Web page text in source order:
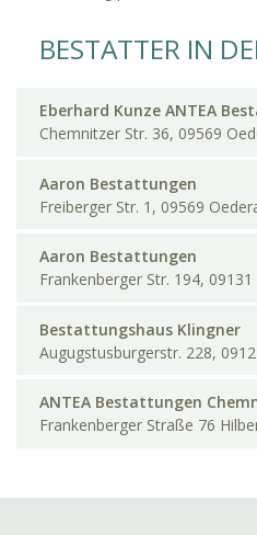
BESTATTER IN
Eberhard Kunze ANTEA
Chemnitzer Str. 36, 09569
Aaron Bestattungen
Freiberger Str. 1, 09569
Aaron Bestattungen
Frankenberger Str. 194,
Bestattungshaus Klingner
Augugstusburgerstr. 228,
ANTEA Bestattungen
Frankenberger Straße 76